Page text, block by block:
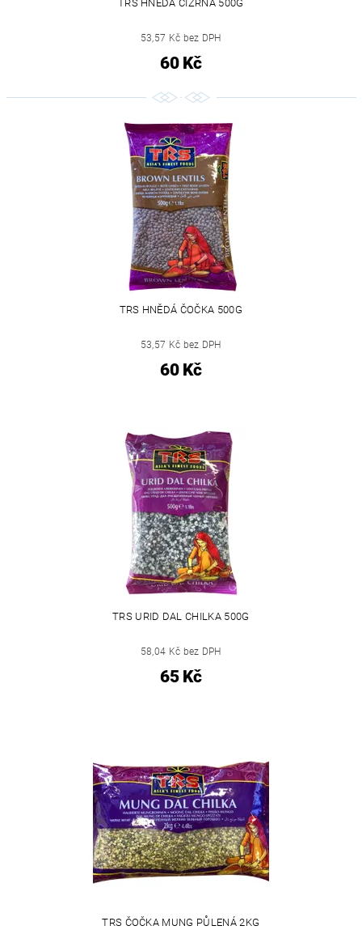
TRS HNĚDÁ CIZRNA 500G
53,57 Kč bez DPH
60 Kč
TRS HNĚDÁ ČOČKA 500G
53,57 Kč bez DPH
60 Kč
TRS URID DAL CHILKA 500G
58,04 Kč bez DPH
65 Kč
TRS ČOČKA MUNG PŮLENÁ 2KG